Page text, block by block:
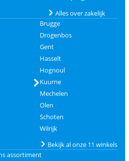
Alles over zakelijk
Brugge
Drogenbos
Gent
Hasselt
Hognoul
Kuurne
Mechelen
Olen
Schoten
Wilrijk
Bekijk al onze 11 winkels
assortiment